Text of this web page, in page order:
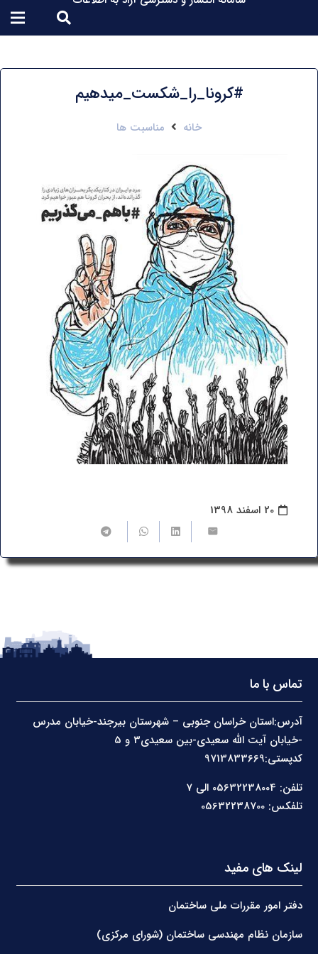
#کرونا_را_شکست_میدهیم
خانه مناسبت ها
20 اسفند 1398
تماس با ما
آدرس:استان خراسان جنوبی – شهرستان بیرجند-خیابان مدرس
کدپستی:9713833669
تلفن: 05632238004 الی 7
تلفکس: 05632238700
لینک های مفید
دفتر امور مقررات ملی ساختمان
سازمان نظام مهندسی ساختمان (شورای مرکزی)